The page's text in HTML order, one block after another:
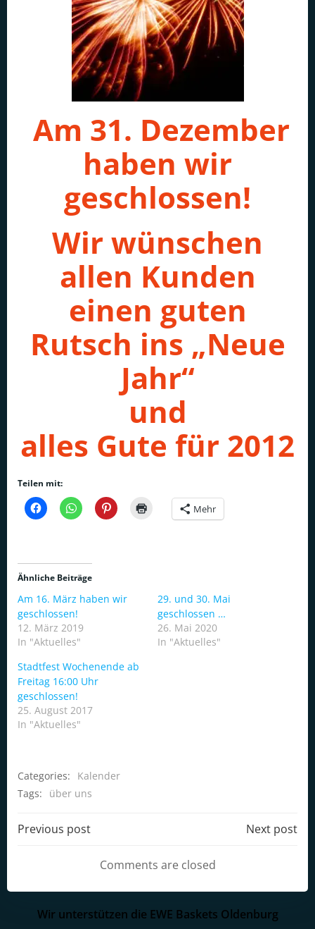
Am 31. Dezember
haben wir
geschlossen!
Wir wünschen
allen Kunden
einen guten
Rutsch ins „Neue
Jahr“
und
alles Gute für 2012
Teilen mit:
Mehr
Ähnliche Beiträge
Am 16. März haben wir
geschlossen!
12. März 2019
In "Aktuelles"
29. und 30. Mai
geschlossen …
26. Mai 2020
In "Aktuelles"
Stadtfest Wochenende ab
Freitag 16:00 Uhr
geschlossen!
25. August 2017
In "Aktuelles"
Categories:
Kalender
Tags:
über uns
Post
navigation
Previous post
navigation
Next post
Comments are closed
Wir unterstützen die EWE Baskets Oldenburg